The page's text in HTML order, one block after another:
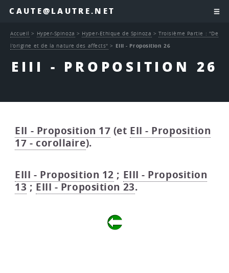
CAUTE@LAUTRE.NET
EIII - PROPOSITION 26
Accueil > Hyper-Spinoza > Hyper-Ethique de Spinoza >Troisième Partie : "De
l’origine et de la nature des affects" > EIII - Proposition 26
EII - Proposition 17 (et EII - Proposition
17 - corollaire).
EIII - Proposition 12 ; EIII - Proposition
13 ; EIII - Proposition 23.